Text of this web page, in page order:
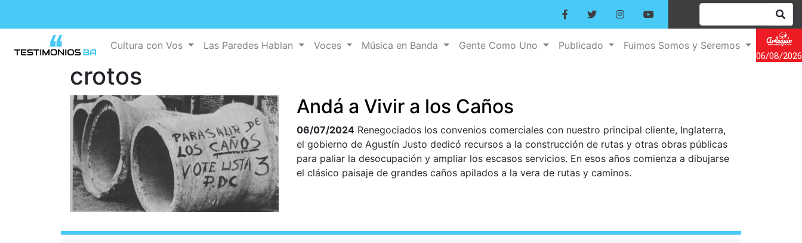
Cultura con Vos Las Paredes Hablan Voces Música en Banda Gente Como Uno Publicado
Fuimos Somos y Seremos
06/08/2026
crotos
Andá a Vivir a los Caños
06/07/2024 Renegociados los convenios comerciales con nuestro principal cliente, Inglaterra,
el gobierno de Agustín Justo dedicó recursos a la construcción de rutas y otras obras públicas
para paliar la desocupación y ampliar los escasos servicios. En esos años comienza a dibujarse
el clásico paisaje de grandes caños apilados a la vera de rutas y caminos.